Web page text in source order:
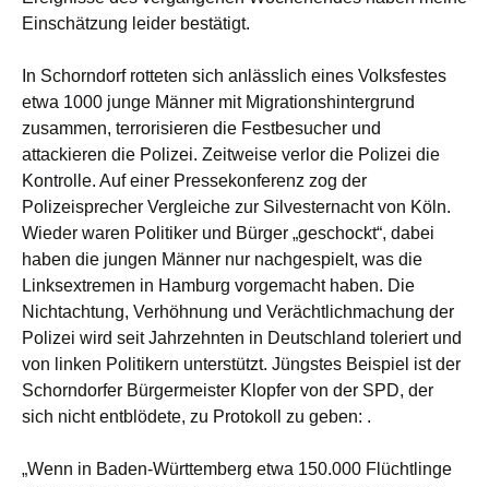
Einschätzung leider bestätigt.
In Schorndorf rotteten sich anlässlich eines Volksfestes
etwa 1000 junge Männer mit Migrationshintergrund
zusammen, terrorisieren die Festbesucher und
attackieren die Polizei. Zeitweise verlor die Polizei die
Kontrolle. Auf einer Pressekonferenz zog der
Polizeisprecher Vergleiche zur Silvesternacht von Köln.
Wieder waren Politiker und Bürger „geschockt“, dabei
haben die jungen Männer nur nachgespielt, was die
Linksextremen in Hamburg vorgemacht haben. Die
Nichtachtung, Verhöhnung und Verächtlichmachung der
Polizei wird seit Jahrzehnten in Deutschland toleriert und
von linken Politikern unterstützt. Jüngstes Beispiel ist der
Schorndorfer Bürgermeister Klopfer von der SPD, der
sich nicht entblödete, zu Protokoll zu geben: .
„Wenn in Baden-Württemberg etwa 150.000 Flüchtlinge